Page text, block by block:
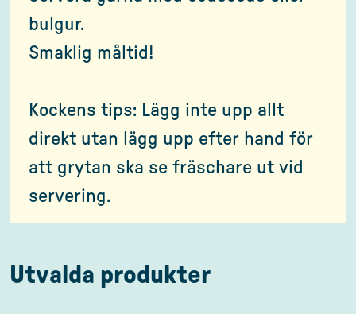
bulgur.
Smaklig måltid!
Kockens tips: Lägg inte upp allt
direkt utan lägg upp efter hand för
att grytan ska se fräschare ut vid
servering.
Utvalda produkter